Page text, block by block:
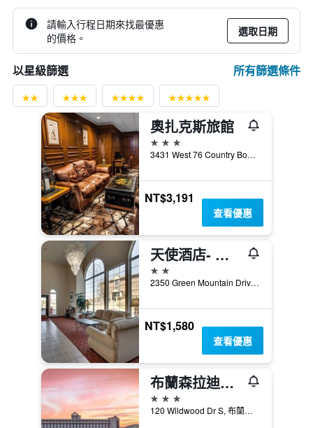
請輸入行程日期來找最優惠
的價格。
選取日期
以星級篩選 所有篩選條件
奧扎克斯旅館
3星級
3431 West 76 Country Boulevard, 布蘭森, MO, 美國
NT$3,191
查看優惠
天使酒店- 中環酒店
2星級
2350 Green Mountain Drive, 布蘭森, MO, 美國
NT$1,580
查看優惠
布蘭森拉迪森酒店 - 布蘭森
3星級
120 Wildwood Dr S, 布蘭森, MO, 美國